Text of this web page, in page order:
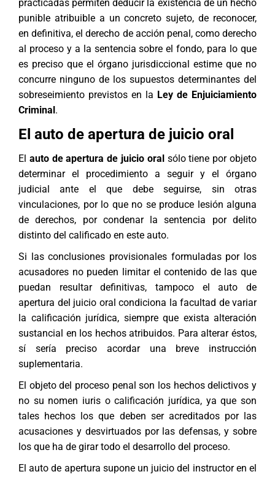
practicadas permiten deducir la existencia de un hecho
punible atribuible a un concreto sujeto, de reconocer,
en definitiva, el derecho de acción penal, como derecho
al proceso y a la sentencia sobre el fondo, para lo que
es preciso que el órgano jurisdiccional estime que no
concurre ninguno de los supuestos determinantes del
sobreseimiento previstos en la Ley de Enjuiciamiento
Criminal.
El auto de apertura de juicio oral
El auto de apertura de juicio oralsólo tiene por objeto
determinar el procedimiento a seguir y el órgano
judicial ante el que debe seguirse, sin otras
vinculaciones, por lo que no se produce lesión alguna
de derechos, por condenar la sentencia por delito
distinto del calificado en este auto.
Si las conclusiones provisionales formuladas por los
acusadores no pueden limitar el contenido de las que
puedan resultar definitivas, tampoco el auto de
apertura del juicio oral condiciona la facultad de variar
la calificación jurídica, siempre que exista alteración
sustancial en los hechos atribuidos. Para alterar éstos,
sí sería preciso acordar una breve instrucción
suplementaria.
El objeto del proceso penal son los hechos delictivos y
no su nomen iuris o calificación jurídica, ya que son
tales hechos los que deben ser acreditados por las
acusaciones y desvirtuados por las defensas, y sobre
los que ha de girar todo el desarrollo del proceso.
El auto de apertura supone un juicio del instructor en el